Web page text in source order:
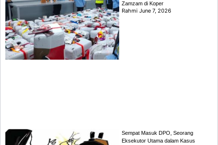
Zamzam di Koper
RahmiJune 7, 2026
Sempat Masuk DPO, Seorang
Eksekutor Utama dalam Kasus